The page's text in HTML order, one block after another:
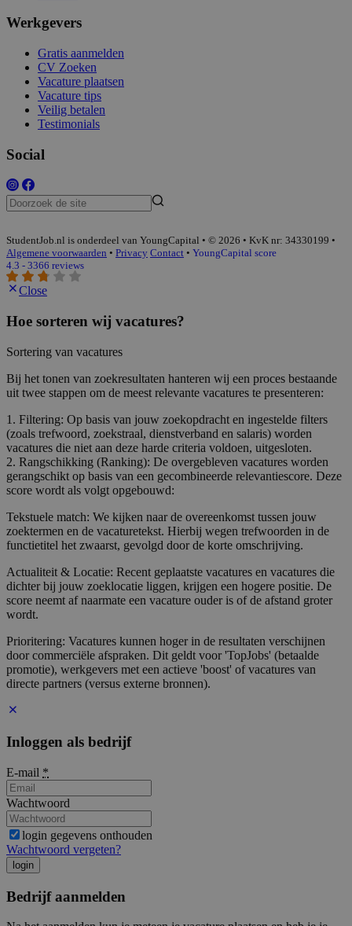
Werkgevers
Gratis aanmelden
CV Zoeken
Vacature plaatsen
Vacature tips
Veilig betalen
Testimonials
Social
StudentJob.nl is onderdeel van YoungCapital • © 2026 • KvK nr: 34330199 •
Algemene voorwaarden • Privacy Contact • YoungCapital score
4.3 - 3366 reviews
Close
Hoe sorteren wij vacatures?
Sortering van vacatures
Bij het tonen van zoekresultaten hanteren wij een proces bestaande
uit twee stappen om de meest relevante vacatures te presenteren:
1. Filtering: Op basis van jouw zoekopdracht en ingestelde filters
(zoals trefwoord, zoekstraal, dienstverband en salaris) worden
vacatures die niet aan deze harde criteria voldoen, uitgesloten.
2. Rangschikking (Ranking): De overgebleven vacatures worden
gerangschikt op basis van een gecombineerde relevantiescore. Deze
score wordt als volgt opgebouwd:
Tekstuele match: We kijken naar de overeenkomst tussen jouw
zoektermen en de vacaturetekst. Hierbij wegen trefwoorden in de
functietitel het zwaarst, gevolgd door de korte omschrijving.
Actualiteit & Locatie: Recent geplaatste vacatures en vacatures die
dichter bij jouw zoeklocatie liggen, krijgen een hogere positie. De
score neemt af naarmate een vacature ouder is of de afstand groter
wordt.
Prioritering: Vacatures kunnen hoger in de resultaten verschijnen
door commerciële afspraken. Dit geldt voor 'TopJobs' (betaalde
promotie), werkgevers met een actieve 'boost' of vacatures van
directe partners (versus externe bronnen).
Inloggen als bedrijf
E-mail *
Wachtwoord
login gegevens onthouden
Wachtwoord vergeten?
login
Bedrijf aanmelden